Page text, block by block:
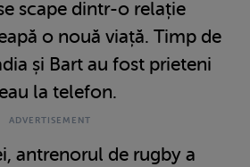
scape dintr-o relație
o nouă viață. Timp de
și Bart au fost prieteni
la telefon.
antrenorul de rugby a